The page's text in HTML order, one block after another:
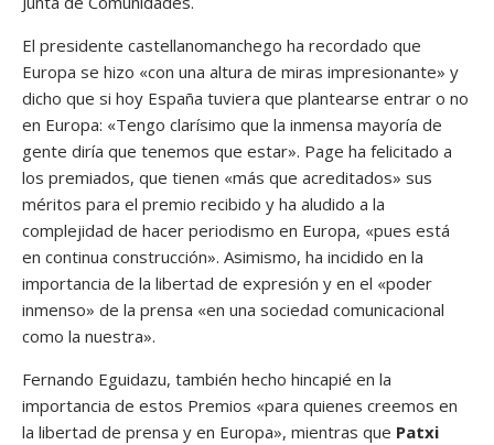
El presidente castellanomanchego ha recordado que
Europa se hizo «con una altura de miras impresionante» y
dicho que si hoy España tuviera que plantearse entrar o no
en Europa: «Tengo clarísimo que la inmensa mayoría de
gente diría que tenemos que estar». Page ha felicitado a
los premiados, que tienen «más que acreditados» sus
méritos para el premio recibido y ha aludido a la
complejidad de hacer periodismo en Europa, «pues está
en continua construcción». Asimismo, ha incidido en la
importancia de la libertad de expresión y en el «poder
inmenso» de la prensa «en una sociedad comunicacional
como la nuestra».
Fernando Eguidazu, también hecho hincapié en la
importancia de estos Premios «para quienes creemos en
la libertad de prensa y en Europa», mientras que Patxi